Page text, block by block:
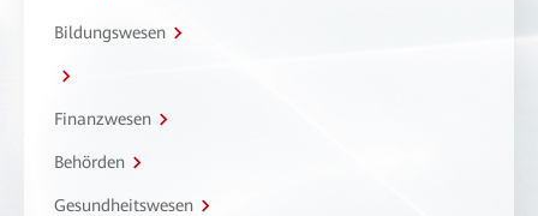
Bildungswesen
Finanzwesen
Behörden
Gesundheitswesen